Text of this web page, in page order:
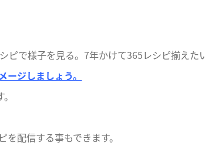
ピで様子を見る。7年かけて365レシピ揃えた
ジしましょう。
配信する事もできます。